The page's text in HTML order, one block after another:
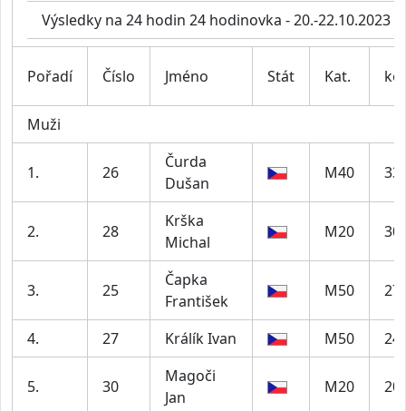
Výsledky na 24 hodin 24 hodinovka - 20.-22.10.2023
Pořadí Číslo Jméno Stát Kat. kol
Muži
1. 26
Čurda
Dušan
M40 33
2. 28
Krška
Michal
M20 30
3. 25
Čapka
František
M50 27
4. 27 Králík Ivan M50 24
5. 30
Magoči
Jan
M20 20